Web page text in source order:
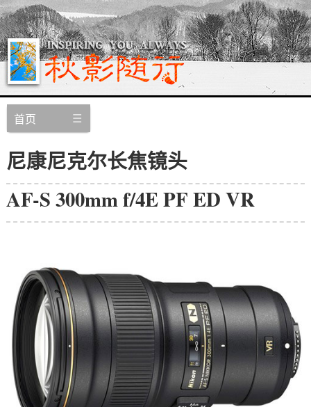
首页
尼康尼克尔长焦镜头
AF-S 300mm f/4E PF ED VR